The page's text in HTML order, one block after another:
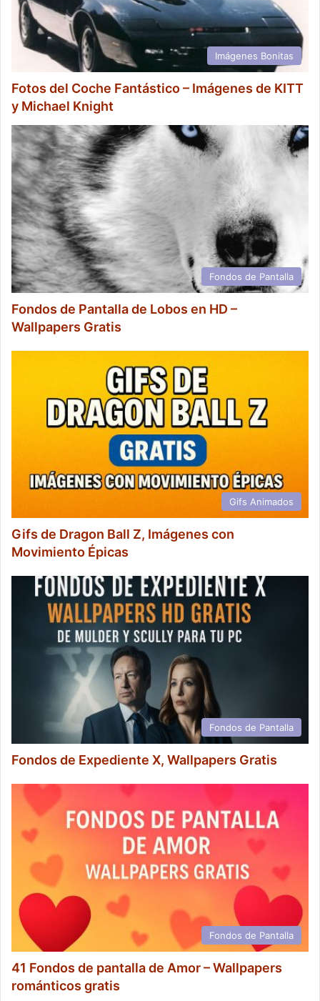
Imágenes Bonitas
Fotos del Coche Fantástico – Imágenes de KITT
y Michael Knight
Fondos de Pantalla
Fondos de Pantalla de Lobos en HD –
Wallpapers Gratis
Gifs Animados
Gifs de Dragon Ball Z, Imágenes con
Movimiento Épicas
Fondos de Pantalla
Fondos de Expediente X, Wallpapers Gratis
Fondos de Pantalla
41 Fondos de pantalla de Amor – Wallpapers
románticos gratis